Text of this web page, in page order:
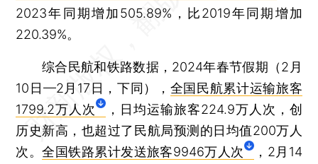
2023年同期增加505.89%，比2019年同期增加
220.39%。
综合民航和铁路数据，2024年春节假期（2月
10日—2月17日，下同）， 全国民航累计运输旅客
1799.2万人次
，日均运输旅客224.9万人次，创
历史新高，也超过了民航局预测的日均值200万人
次。全国铁路累计发送旅客9946万人次
，2月14